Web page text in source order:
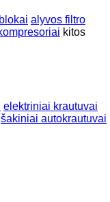
alyvos filtro
kitos
elektriniai krautuvai
šakiniai autokrautuvai